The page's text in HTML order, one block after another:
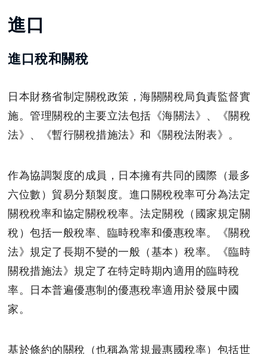
進口
進口稅和關稅
日本財務省制定關稅政策，海關關稅局負責監督實
施。管理關稅的主要立法包括《海關法》、《關稅
法》、《暫行關稅措施法》和《關稅法附表》。
作為協調製度的成員，日本擁有共同的國際（最多
六位數）貿易分類製度。進口關稅稅率可分為法定
關稅稅率和協定關稅稅率。法定關稅（國家規定關
稅）包括一般稅率、臨時稅率和優惠稅率。《關稅
法》規定了長期不變的一般（基本）稅率。《臨時
關稅措施法》規定了在特定時期內適用的臨時稅
率。日本普遍優惠制的優惠稅率適用於發展中國
家。
基於條約的關稅（也稱為常規最惠國稅率）包括世